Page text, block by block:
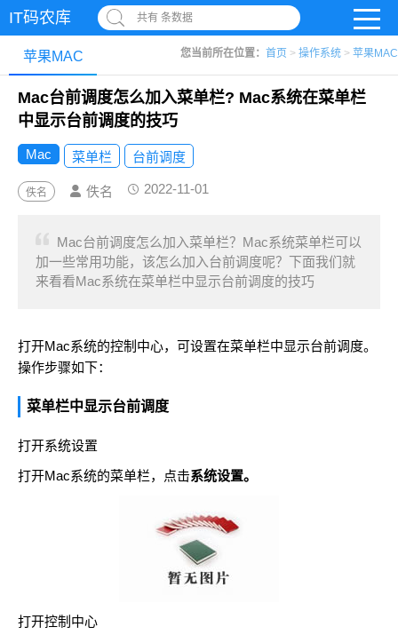
IT码农库 共有 条数据
您当前所在位置： 首页 > 操作系统 > 苹果MAC
苹果MAC
Mac台前调度怎么加入菜单栏? Mac系统在菜单栏
中显示台前调度的技巧
Mac 菜单栏 台前调度
佚名 佚名 2022-11-01
Mac台前调度怎么加入菜单栏？Mac系统菜单栏可以
加一些常用功能，该怎么加入台前调度呢？下面我们就
来看看Mac系统在菜单栏中显示台前调度的技巧
打开Mac系统的控制中心，可设置在菜单栏中显示台前调度。
操作步骤如下：
菜单栏中显示台前调度
打开系统设置
打开Mac系统的菜单栏，点击系统设置。
打开控制中心